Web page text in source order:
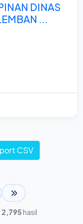
DINAS
...
CSV
2,795 hasil